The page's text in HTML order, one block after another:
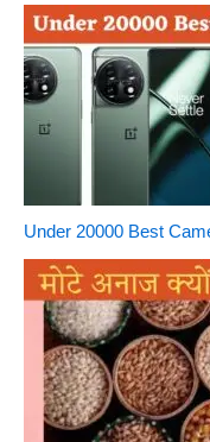
Under 20000 Best